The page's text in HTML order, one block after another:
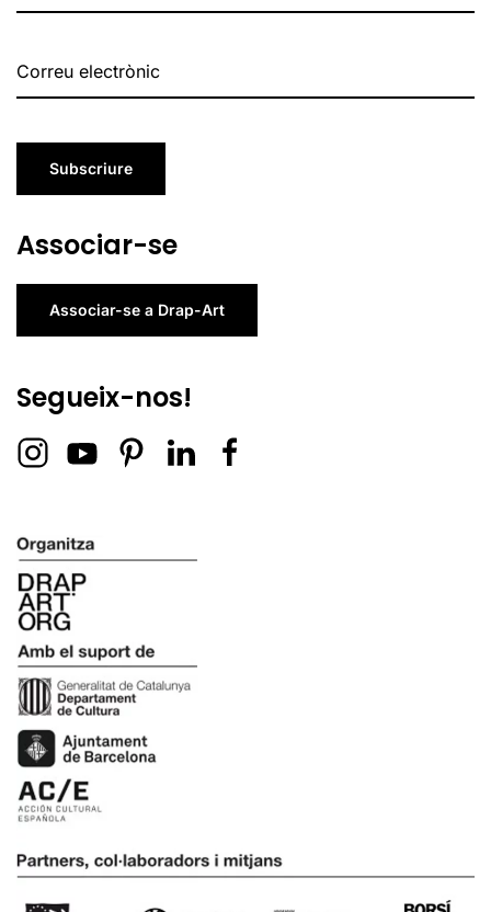
Subscriure
Associar-se
Associar-se a Drap-Art
Segueix-nos!